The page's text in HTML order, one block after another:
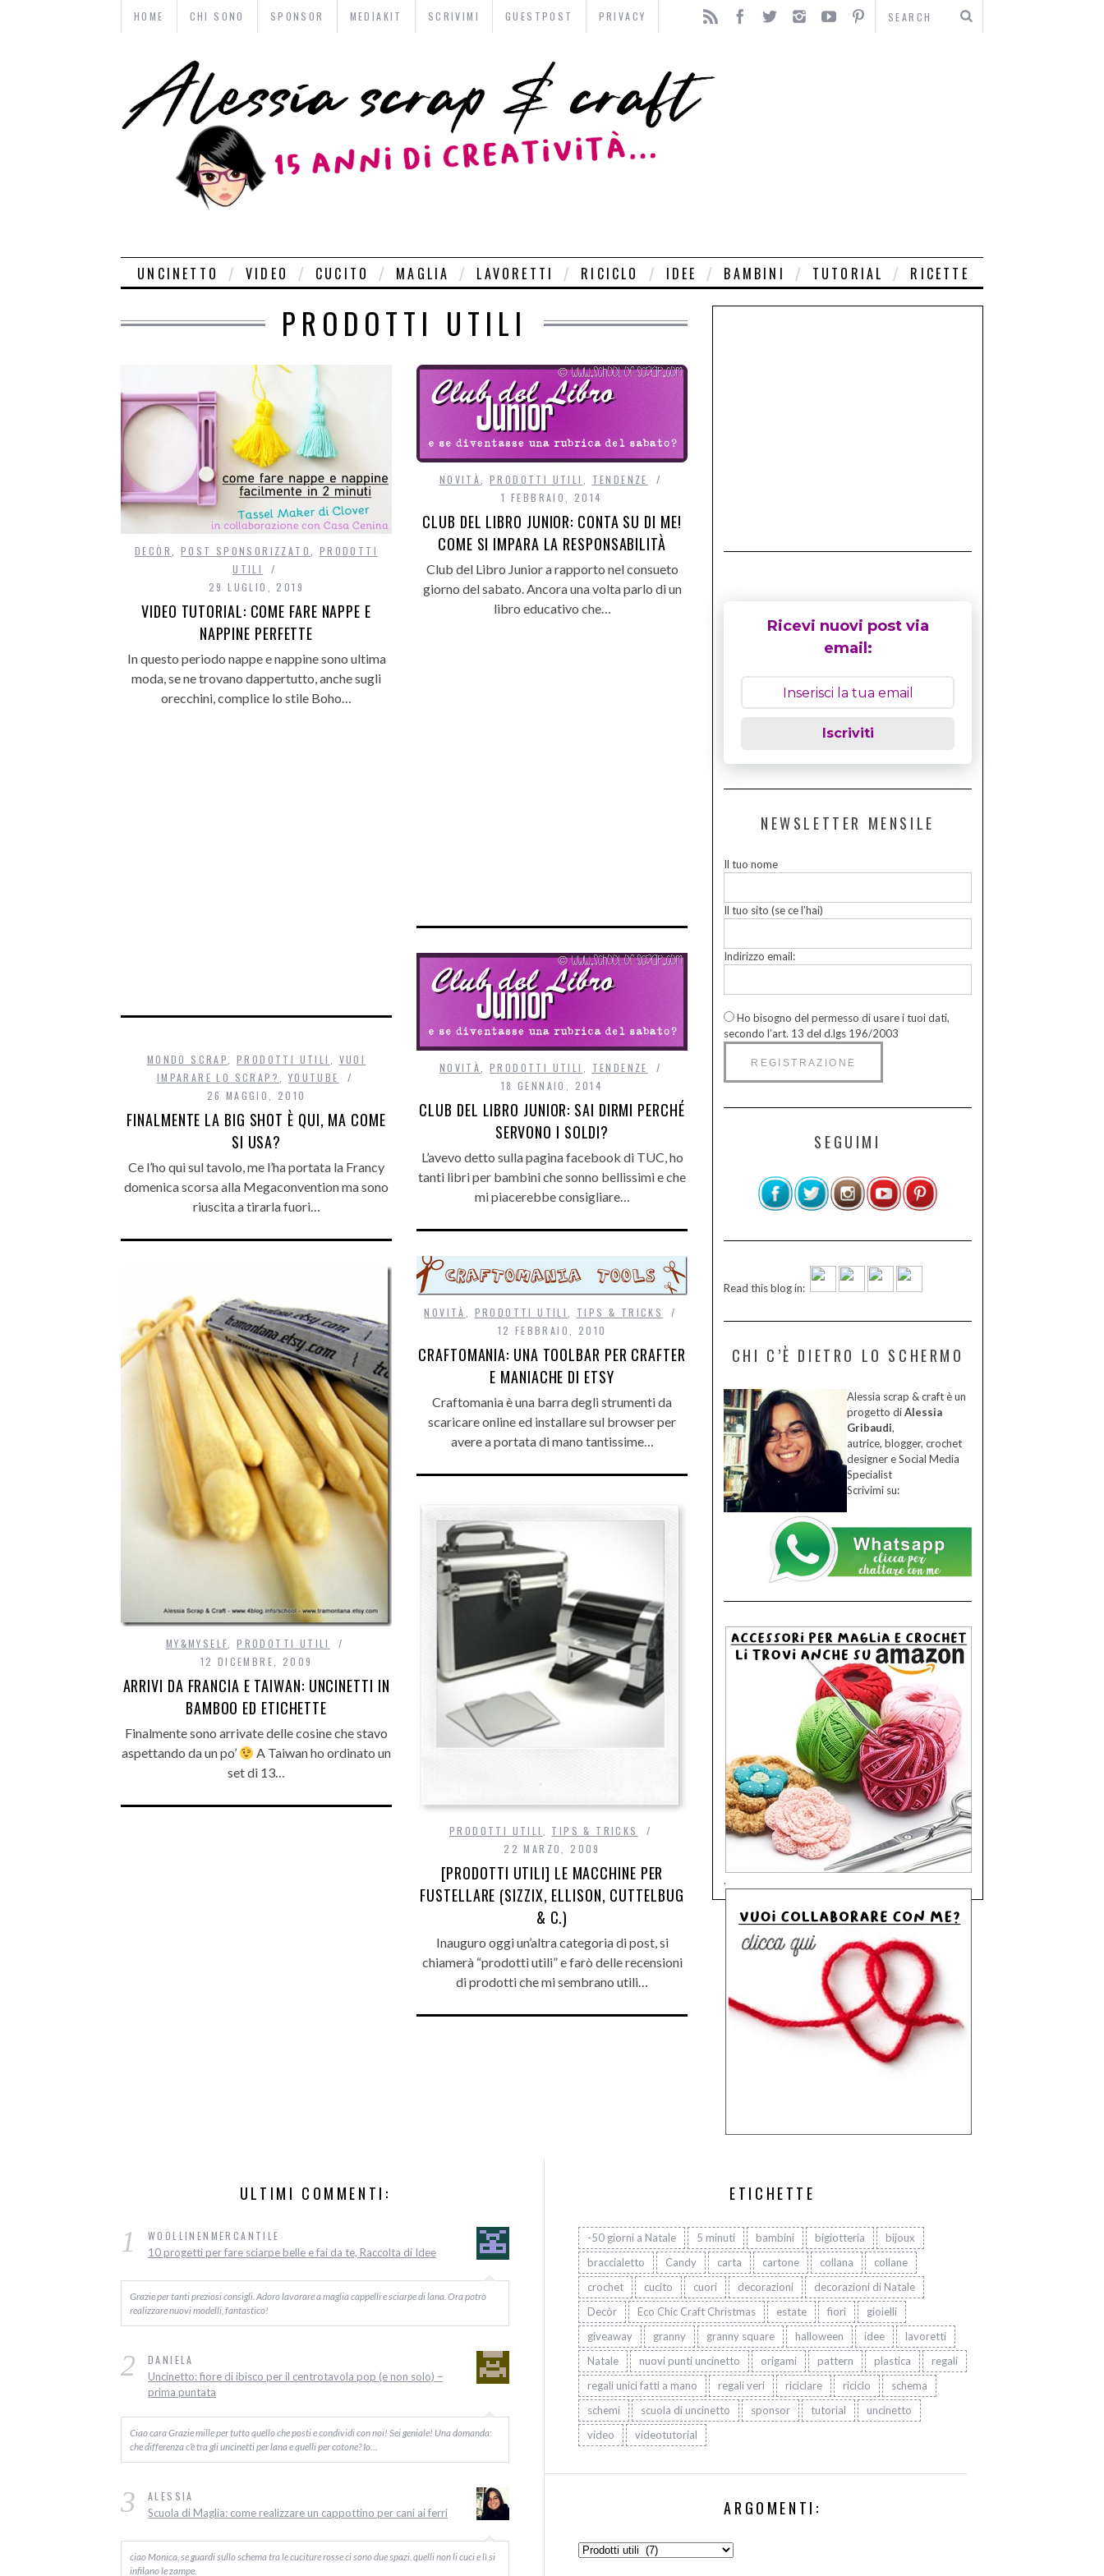
HOME CHI SONO SPONSOR MEDIAKIT SCRIVIMI GUESTPOST PRIVACY
UNCINETTO VIDEO CUCITO MAGLIA LAVORETTI RICICLO IDEE BAMBINI TUTORIAL RICETTE
PRODOTTI UTILI
DECÒR POST SPONSORIZZATO
PRODOTTI
UTILI
29 LUGLIO, 2019
VIDEO TUTORIAL: COME FARE NAPPE E
NAPPINE PERFETTE
In questo periodo nappe e nappine sono ultima
moda, se ne trovano dappertutto, anche sugli
orecchini, complice lo stile Boho…
NOVITÀ ,PRODOTTI UTILI
TENDENZE
1 FEBBRAIO, 2014
CLUB DEL LIBRO JUNIOR: CONTA SU DI ME!
COME SI IMPARA LA RESPONSABILITÀ
Club del Libro Junior a rapporto nel consueto
giorno del sabato. Ancora una volta parlo di un
libro educativo che…
NOVITÀ ,PRODOTTI UTILI
TENDENZE
18 GENNAIO, 2014
CLUB DEL LIBRO JUNIOR: SAI DIRMI PERCHÉ
SERVONO I SOLDI?
L’avevo detto sulla pagina facebook di TUC, ho
tanti libri per bambini che sonno bellissimi e che
mi piacerebbe consigliare…
MONDO SCRAP ,PRODOTTI UTILI
VUOI
IMPARARE LO SCRAP?
YOUTUBE
26 MAGGIO, 2010
FINALMENTE LA BIG SHOT È QUI, MA COME
SI USA?
Ce l’ho qui sul tavolo, me l’ha portata la Francy
domenica scorsa alla Megaconvention ma sono
riuscita a tirarla fuori…
NOVITÀ PRODOTTI UTILI
TIPS & TRICKS
12 FEBBRAIO, 2010
CRAFTOMANIA: UNA TOOLBAR PER CRAFTER
E MANIACHE DI ETSY
Craftomania è una barra degli strumenti da
scaricare online ed installare sul browser per
avere a portata di mano tantissime…
MY&MYSELF ,PRODOTTI UTILI
12 DICEMBRE, 2009
ARRIVI DA FRANCIA E TAIWAN: UNCINETTI IN
BAMBOO ED ETICHETTE
Finalmente sono arrivate delle cosine che stavo
aspettando da un po’
A Taiwan ho ordinato un
set di 13…
PRODOTTI UTILI
TIPS & TRICKS
22 MARZO, 2009
[PRODOTTI UTILI] LE MACCHINE PER
FUSTELLARE (SIZZIX, ELLISON, CUTTELBUG
& C.)
Inauguro oggi un’altra categoria di post, si
chiamerà “prodotti utili” e farò delle recensioni
di prodotti che mi sembrano utili…
Ricevi nuovi post via
email:
Iscriviti
NEWSLETTER MENSILE
Il tuo nome
Il tuo sito (se ce l’hai)
Indirizzo email:
Ho bisogno del permesso di usare i tuoi dati,
secondo l’art. 13 del d.lgs 196/2003
SEGUIMI
Read this blog in:
CHI C’È DIETRO LO SCHERMO
Alessia scrap & craft è un
progetto diAlessia
Gribaudi,
autrice, blogger, crochet
designer e Social Media
Specialist
Scrivimi su:
.
ULTIMI COMMENTI:
1 WOOLLINENMERCANTILE
10 progetti per fare sciarpe belle e fai da te, Raccolta di Idee
Grazie per tanti preziosi consigli. Adoro lavorare a maglia cappelli e sciarpe di lana. Ora potrò
realizzare nuovi modelli, fantastico!
2 DANIELA
Uncinetto: fiore di ibisco per il centrotavola pop (e non solo) –
prima puntata
Ciao cara Grazie mille per tutto quello che posti e condividi con noi! Sei geniale! Una domanda:
che differenza c’è tra gli uncinetti per lana e quelli per cotone? Io…
3 ALESSIA
Scuola di Maglia: come realizzare un cappottino per cani ai ferri
ciao Monica, se guardi sullo schema tra le cuciture rosse ci sono due spazi, quelli non li cuci e lì si
infilano le zampe.
ETICHETTE
-50 giorni a Natale 5 minuti bambini bigiotteria
bijoux
braccialetto
Candy carta cartone collana
collane
crochet
cucito cuori decorazioni
decorazioni di Natale
Decòr
Eco Chic Craft Christmas estate fiori
gioielli
giveaway
granny granny square halloween idee
lavoretti
Natale
nuovi punti uncinetto origami pattern plastica
regali
regali unici fatti a mano
regali veri riciclare riciclo
schema
schemi
scuola di uncinetto sponsor tutorial
uncinetto
video
videotutorial
ARGOMENTI:
Argomenti: